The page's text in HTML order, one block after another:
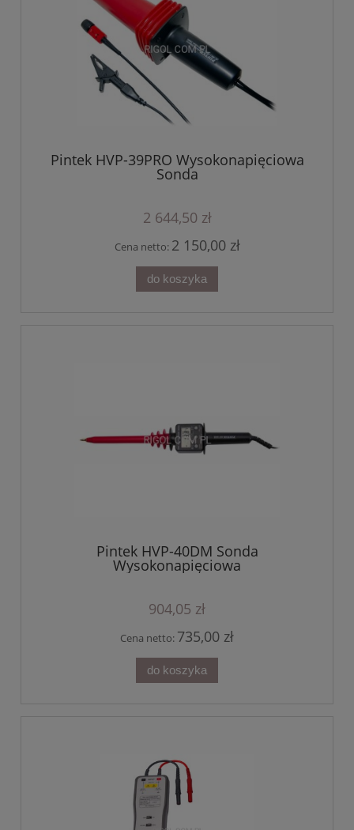
Pintek HVP-39PRO Wysokonapięciowa
Sonda
2 644,50 zł
Cena netto: 2 150,00 zł
do koszyka
Pintek HVP-40DM Sonda
Wysokonapięciowa
904,05 zł
Cena netto: 735,00 zł
do koszyka